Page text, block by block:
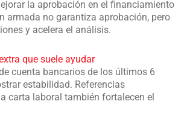
la aprobación en el financiamiento
armada no garantiza aprobación, pero
y acelera el análisis.
que suele ayudar
cuenta bancarios de los últimos 6
estabilidad. Referencias
carta laboral también fortalecen el